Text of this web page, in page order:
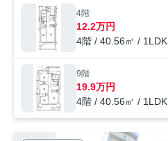
4階
12.2万円
4階 / 40.56㎡ / 1LDK
9階
19.9万円
4階 / 40.56㎡ / 1LDK